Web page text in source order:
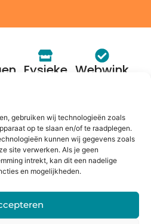
gebruiken wij technologieën zoals
op te slaan en/of te raadplegen.
kunnen wij gegevens zoals
site verwerken. Als je geen
intrekt, kan dit een nadelige
en mogelijkheden.
Fysieke Webwink